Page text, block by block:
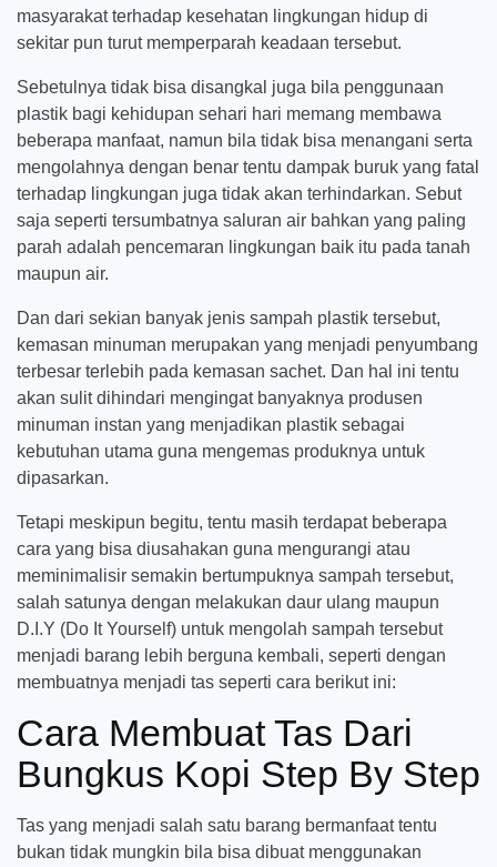
masyarakat terhadap kesehatan lingkungan hidup di
sekitar pun turut memperparah keadaan tersebut.
Sebetulnya tidak bisa disangkal juga bila penggunaan
plastik bagi kehidupan sehari hari memang membawa
beberapa manfaat, namun bila tidak bisa menangani serta
mengolahnya dengan benar tentu dampak buruk yang fatal
terhadap lingkungan juga tidak akan terhindarkan. Sebut
saja seperti tersumbatnya saluran air bahkan yang paling
parah adalah pencemaran lingkungan baik itu pada tanah
maupun air.
Dan dari sekian banyak jenis sampah plastik tersebut,
kemasan minuman merupakan yang menjadi penyumbang
terbesar terlebih pada kemasan sachet. Dan hal ini tentu
akan sulit dihindari mengingat banyaknya produsen
minuman instan yang menjadikan plastik sebagai
kebutuhan utama guna mengemas produknya untuk
dipasarkan.
Tetapi meskipun begitu, tentu masih terdapat beberapa
cara yang bisa diusahakan guna mengurangi atau
meminimalisir semakin bertumpuknya sampah tersebut,
salah satunya dengan melakukan daur ulang maupun
D.I.Y (Do It Yourself) untuk mengolah sampah tersebut
menjadi barang lebih berguna kembali, seperti dengan
membuatnya menjadi tas seperti cara berikut ini:
Cara Membuat Tas Dari
Bungkus Kopi Step By Step
Tas yang menjadi salah satu barang bermanfaat tentu
bukan tidak mungkin bila bisa dibuat menggunakan